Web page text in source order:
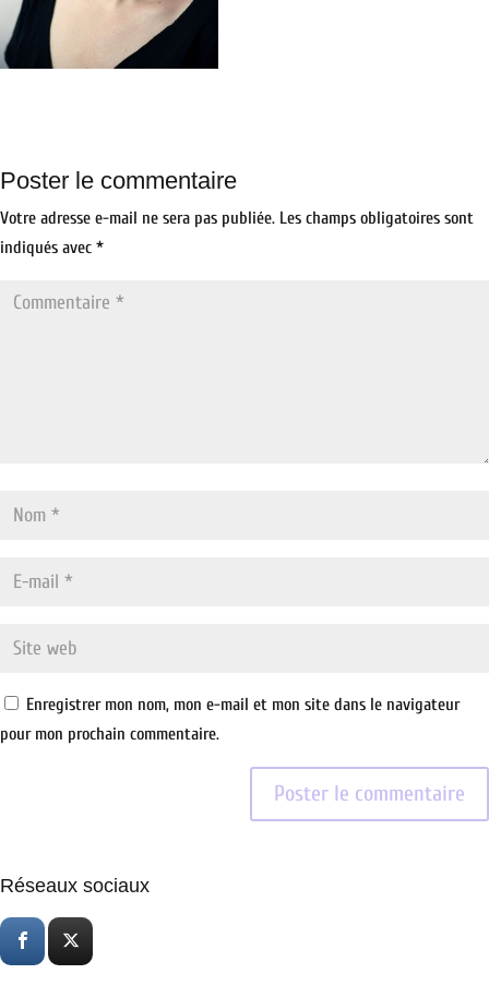
Poster le commentaire
Votre adresse e-mail ne sera pas publiée. Les champs obligatoires sont
indiqués avec *
Enregistrer mon nom, mon e-mail et mon site dans le navigateur
pour mon prochain commentaire.
Réseaux sociaux